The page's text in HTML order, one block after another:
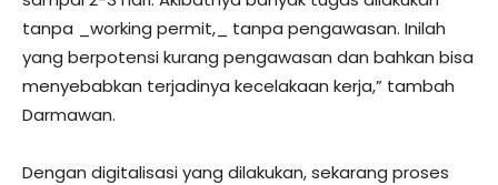
tanpa _working permit,_ tanpa pengawasan. Inilah
yang berpotensi kurang pengawasan dan bahkan bisa
menyebabkan terjadinya kecelakaan kerja,” tambah
Darmawan.
Dengan digitalisasi yang dilakukan, sekarang proses